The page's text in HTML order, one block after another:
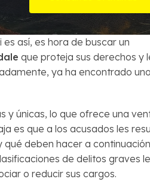
bancarrota es lo mejor para
de Auto y la Bancarrota
Evitar el Embargo
en casos de Bancarrota
Robo
Violencia
es así, es hora de buscar un
que proteja sus derechos y
ya ha encontrado
y únicas, lo que ofrece una
es que a los acusados ​​les
deben hacer a
de delitos graves le
o reducir sus cargos.